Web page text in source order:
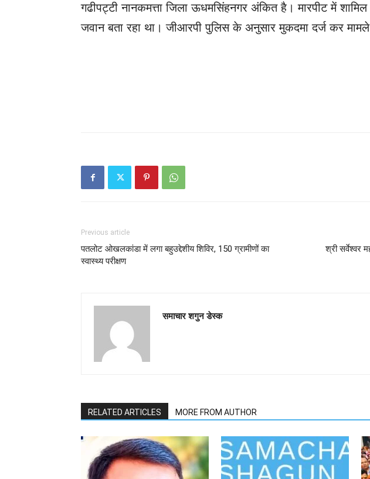
गढीपट्टी नानकमत्ता जिला ऊधमसिंहनगर अंकित है। मारपीट में
जवान बता रहा था। जीआरपी पुलिस के अनुसार मुकदमा दर्ज कर
Previous article
पतलोट ओखलकांडा में लगा बहुउद्देशीय शिविर, 150 ग्रामीणों का
स्वास्थ्य परीक्षण
श्री सर्वेश्वर
समाचार शगुन डेस्क
RELATED ARTICLES MORE FROM AUTHOR